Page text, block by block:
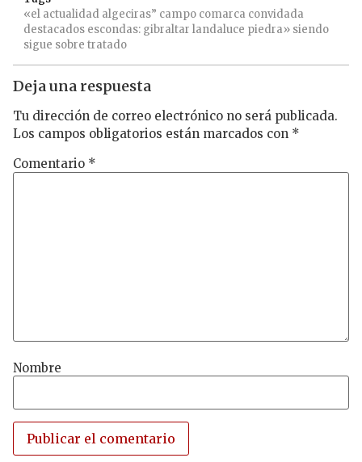
«el actualidad algeciras” campo comarca convidada
destacados escondas: gibraltar landaluce piedra» siendo
sigue sobre tratado
Deja una respuesta
Tu dirección de correo electrónico no será publicada.
Los campos obligatorios están marcados con *
Comentario *
Nombre